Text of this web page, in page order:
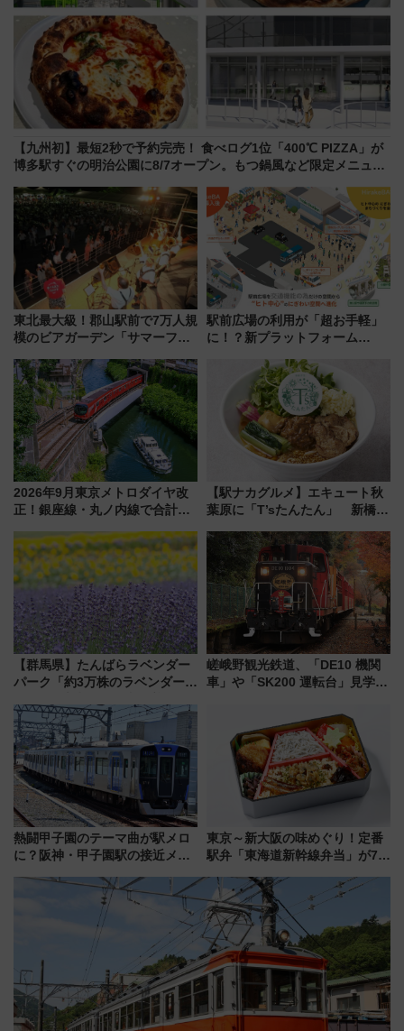
【九州初】最短2秒で予約完売！ 食べログ1位「400℃ PIZZA」が
博多駅すぐの明治公園に8/7オープン。もつ鍋風など限定メニュー
東北最大級！郡山駅前で7万人規
模のビアガーデン「サマーフェ
7/24-26開催！ 有料席はJRE
MALLで予約可能
駅前広場の利用が「超お手軽」
に！？新プラットフォーム
マホで簡単申請 物販や演奏会な
どに【JR東日本】
2026年9月東京メトロダイヤ改
正！銀座線・丸ノ内線で合計
待
【駅ナカグルメ】エキュート秋
葉原に「T’sたんたん」 新橋に
饅」、オムライス専門店「肉と
たまご」新グルメ続々登場！
【2026年8月】
【群馬県】たんばらラベンダー
パーク「約3万株のラベンダー」
で都心から約1時間半で夏の絶景
を！
嵯峨野観光鉄道、「DE10 機関
車」や「SK200 運転台」見学ツ
トの一環で激レア体験できちゃ
うかも 参加方法やスケジュール
をご紹介
熱闘甲子園のテーマ曲が駅メロ
に？阪神・甲子園駅の接近メロ
谷実アレンジの特別仕様へ、8月
東京～新大阪の味めぐり！定番
駅弁「東海道新幹線弁当」が7月